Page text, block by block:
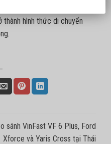
hình thức di chuyển
sánh VinFast VF 6 Plus, Ford
Xforce và Yaris Cross tại Thái